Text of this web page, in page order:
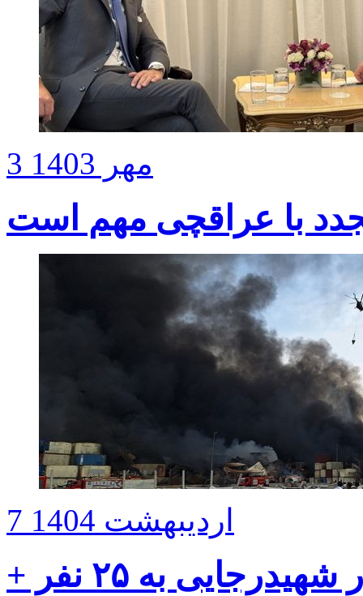
3 مهر 1403
با عراقچی مهم است
7 اردیبهشت 1404
افزایش فوتی‌های انفجار بندر شهیدرجایی به ۲۵ نفر +